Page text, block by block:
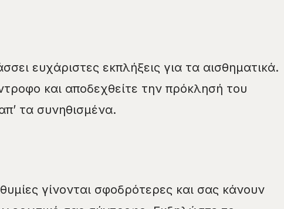
ευχάριστες εκπλήξεις για τα αισθηματικά.
και αποδεχθείτε την πρόκλησή του
τα συνηθισμένα.
γίνονται σφοδρότερες και σας κάνουν